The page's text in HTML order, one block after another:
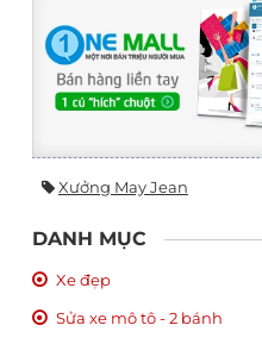
Xưởng May Jean
DANH MỤC
Xe đẹp
Sửa xe mô tô - 2 bánh